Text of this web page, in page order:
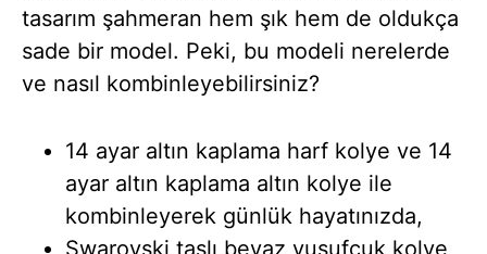
tasarım şahmeran hem şık hem de oldukça
sade bir model. Peki, bu modeli nerelerde
ve nasıl kombinleyebilirsiniz?
14 ayar altın kaplama harf kolye ve 14
ayar altın kaplama altın kolye ile
kombinleyerek günlük hayatınızda,
Swarovski taşlı beyaz yusufçuk kolye